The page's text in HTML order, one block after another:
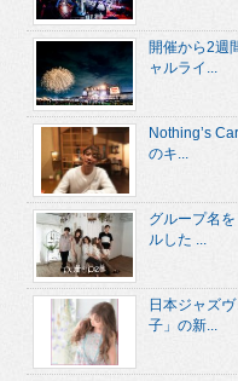
開催から2週
ャルライ...
Nothing’s
のキ...
グループ名
ルした ...
日本ジャズ
子」の新...